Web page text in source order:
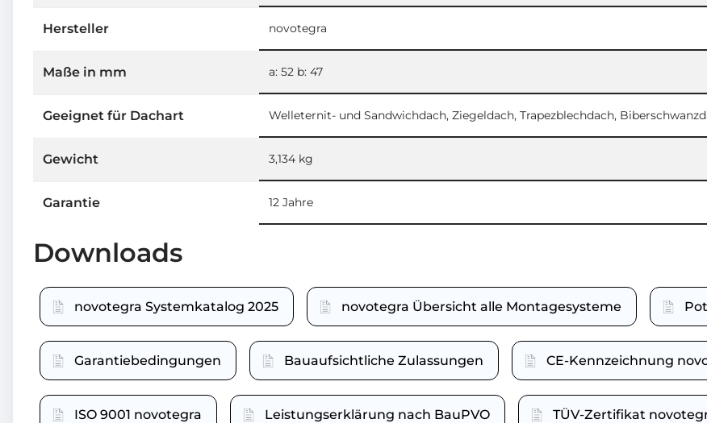
Hersteller novotegra
Maße in mm a: 52 b: 47
Geeignet für Dachart Welleternit- und Sandwichdach, Ziegeldach, Trapezblechdach,
Gewicht 3,134 kg
Garantie 12 Jahre
Downloads
novotegra Systemkatalog 2025 novotegra Übersicht alle Montagesysteme
Garantiebedingungen Bauaufsichtliche Zulassungen CE-Kennzeichnung
ISO 9001 novotegra Leistungserklärung nach BauPVO TÜV-Zertifikat